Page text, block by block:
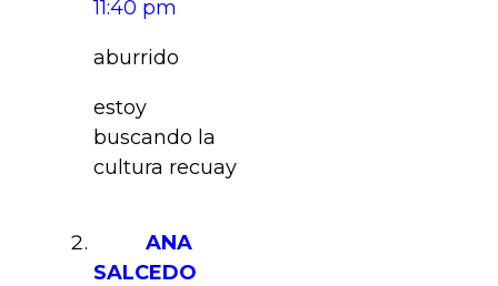
11:40 pm
aburrido
estoy
buscando la
cultura recuay
ANA
SALCEDO